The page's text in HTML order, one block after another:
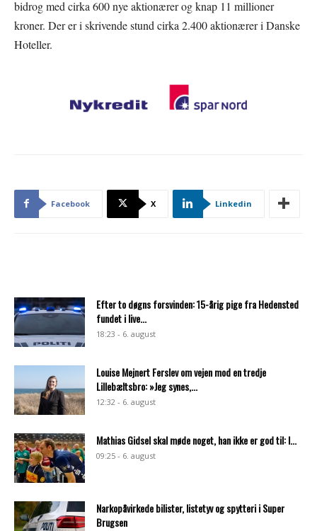
bidrog med cirka 600 nye aktionærer og knap 11 millioner
kroner. Der er i skrivende stund cirka 2.400 aktionærer i Danske
Hoteller.
Facebook X Linkedin
Efter to døgns forsvinden: 15-årig pige fra Hedensted
fundet i live...
18:23 - 6. august
Louise Mejnert Ferslev om vejen mod en tredje
Lillebæltsbro: »Jeg synes,...
12:32 - 6. august
Mathias Gidsel skal møde noget, han ikke er god til: I...
09:25 - 6. august
Narkopåvirkede bilister, listetyv og spytteri i Super
Brugsen